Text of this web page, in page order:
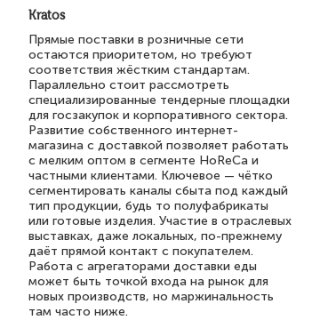
Kratos
Прямые поставки в розничные сети
остаются приоритетом, но требуют
соответствия жёстким стандартам.
Параллельно стоит рассмотреть
специализированные тендерные площадки
для госзакупок и корпоративного сектора.
Развитие собственного интернет-
магазина с доставкой позволяет работать
с мелким оптом в сегменте HoReCa и
частными клиентами. Ключевое — чётко
сегментировать каналы сбыта под каждый
тип продукции, будь то полуфабрикаты
или готовые изделия. Участие в отраслевых
выставках, даже локальных, по-прежнему
даёт прямой контакт с покупателем.
Работа с агрегаторами доставки еды
может быть точкой входа на рынок для
новых производств, но маржинальность
там часто ниже.